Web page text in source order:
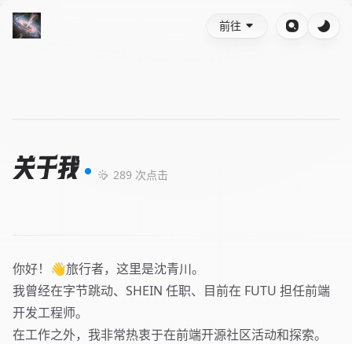
前往
关于我 289 次点击
你好！👋旅行者，这里是沈青川。
我曾经在字节跳动、SHEIN 任职、目前在 FUTU 担任前端
开发工程师。
在工作之外，我非常热衷于在前端开源社区活动和探索。